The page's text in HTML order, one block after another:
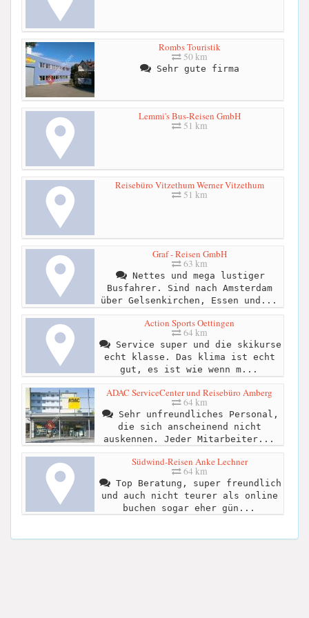
Rombs Touristik
50 km
Sehr gute firma
Lemmi's Bus-Reisen GmbH
51 km
Reisebüro Vitzethum Werner Vitzethum
51 km
Graf - Reisen GmbH
63 km
Nettes und mega lustiger
Busfahrer. Sind nach Amsterdam
über Gelsenkirchen, Essen und...
Action Sports Oettingen
64 km
Service super und die skikurse
echt klasse. Das klima ist echt
gut, es ist wie wenn m...
ADAC ServiceCenter und Reisebüro Amberg
64 km
Sehr unfreundliches Personal,
die sich anscheinend nicht
auskennen. Jeder Mitarbeiter...
Südwind-Reisen Anke Lechner
64 km
Top Beratung, super freundlich
und auch nicht teurer als online
buchen sogar eher gün...